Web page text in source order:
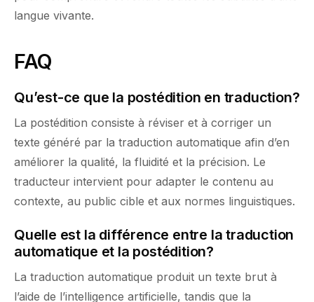
langue vivante.
FAQ
Qu’est-ce que la postédition en traduction?
La postédition consiste à réviser et à corriger un
texte généré par la traduction automatique afin d’en
améliorer la qualité, la fluidité et la précision. Le
traducteur intervient pour adapter le contenu au
contexte, au public cible et aux normes linguistiques.
Quelle est la différence entre la traduction
automatique et la postédition?
La traduction automatique produit un texte brut à
l’aide de l’intelligence artificielle, tandis que la